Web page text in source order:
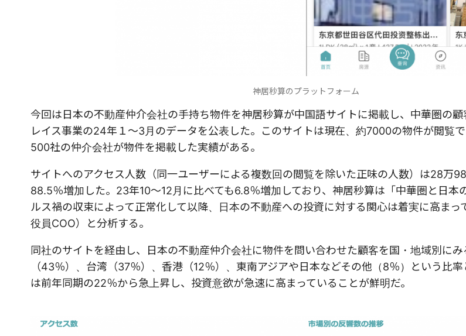
神居秒算のプラットフォーム
今回は日本の不動産仲介会社の手持ち物件を神居秒算が中国語サイトに掲載し、中華圏の
レイス事業の24年１～3月のデータを公表した。このサイトは現在、約7000の物件が閲覧
500社の仲介会社が物件を掲載した実績がある。
サイトへのアクセス人数（同一ユーザーによる複数回の閲覧を除いた正味の人数）は28万
88.5％増加した。 23年10～12 月に比べても6.8％増加しており、神居秒算は「中華圏と日本
ルス禍の収束によって正常化して以降、日本の不動産への投資に対する関心は着実に高まっ
役員COO）と分析する。
同社のサイトを経由し、日本の不動産仲介会社に物件を問い合わせた顧客を国・地域別にみ
（43％）、台湾（37％）、香港（12％）、東南アジアや日本などその他（8％）という比
は前年同期の22％から急上昇し、投資意欲が急速に高まっていることが鮮明だ。